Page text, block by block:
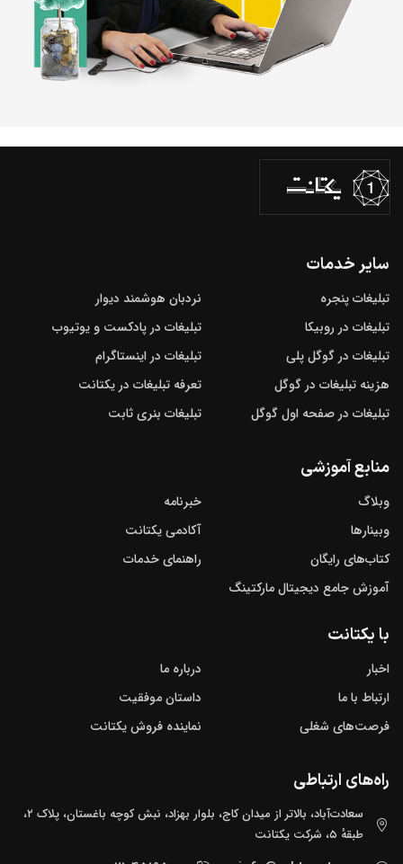
سایر خدمات
تبلیغات پنجره
نردبان هوشمند دیوار
تبلیغات در روبیکا
تبلیغات در پادکست و یوتیوب
تبلیغات در گوگل‌ پلی
تبلیغات در اینستاگرام
هزینه تبلیغات در گوگل
تعرفه تبلیغات در یکتانت
تبلیغات در صفحه اول گوگل
تبلیغات بنری ثابت
منابع آموزشی
وبلاگ
خبرنامه
وبینارها
آکادمی یکتانت
کتاب‌های رایگان
راهنمای خدمات
آموزش جامع دیجیتال مارکتینگ
با یکتانت
اخبار
درباره ما
ارتباط با ما
داستان موفقیت
فرصت‌های شغلی
نماینده فروش یکتانت
راه‌های ارتباطی
سعادت‌آباد، بالاتر از میدان کاج، بلوار بهزاد، نبش کوچه باغستان، پلاک ۲،
طبقهٔ ۵، شرکت یکتانت